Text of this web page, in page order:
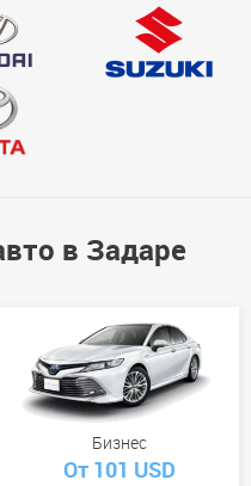
в Задаре
Бизнес
От 101 USD